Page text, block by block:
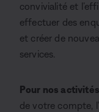
convivialité et
effectuer des
et créer de
services.
Pour nos
de votre compte,